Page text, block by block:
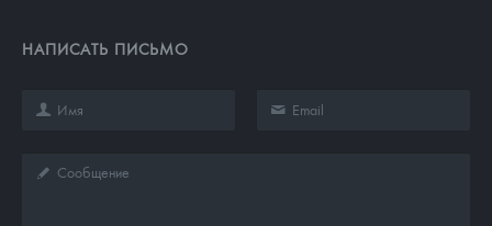
НАПИСАТЬ ПИСЬМО